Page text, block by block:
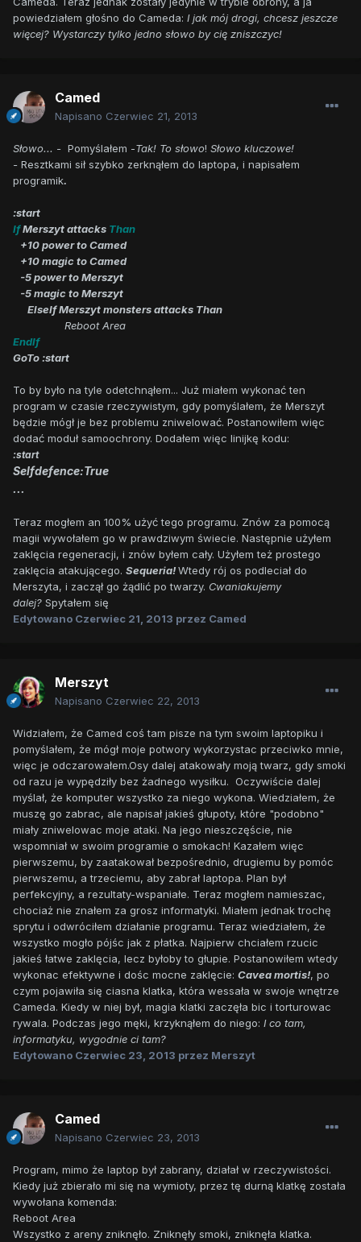
powiedziałem głośno do Cameda: I jak mój drogi, chcesz jeszcze
więcej? Wystarczy tylko jedno słowo by cię zniszczyc!
Camed
Napisano Czerwiec 21, 2013
Słowo... - Pomyślałem -Tak! To słowo! Słowo kluczowe!
- Resztkami sił szybko zerknąłem do laptopa, i napisałem
programik.
:start
IfMerszyt attacks Than
+10 power to Camed
+10 magic to Camed
-5 power to Merszyt
-5 magic to Merszyt
ElseIfMerszyt monsters attacks Than
Reboot Area
EndIf
GoTo :start
To by było na tyle odetchnąłem... Już miałem wykonać ten
program w czasie rzeczywistym, gdy pomyślałem, że Merszyt
będzie mógł je bez problemu zniwelować. Postanowiłem więc
dodać moduł samoochrony. Dodałem więc linijkę kodu:
:start
Selfdefence:True
...
Teraz mogłem an 100% użyć tego programu. Znów za pomocą
magii wywołałem go w prawdziwym świecie. Następnie użyłem
zaklęcia regeneracji, i znów byłem cały. Użyłem też prostego
zaklęcia atakującego. Sequeria!Wtedy rój os podleciał do
Merszyta, i zaczął go żądlić po twarzy. Cwaniakujemy
dalej? Spytałem się
Edytowano Czerwiec 21, 2013 przez Camed
Merszyt
Napisano Czerwiec 22, 2013
Widziałem, że Camed coś tam pisze na tym swoim laptopiku i
pomyślałem, że mógł moje potwory wykorzystac przeciwko mnie,
więc je odczarowałem.Osy dalej atakowały moją twarz, gdy smoki
od razu je wypędziły bez żadnego wysiłku. Oczywiście dalej
myślał, że komputer wszystko za niego wykona. Wiedziałem, że
muszę go zabrac, ale napisał jakieś głupoty, które "podobno"
miały zniwelowac moje ataki. Na jego nieszczęście, nie
wspomniał w swoim programie o smokach! Kazałem więc
pierwszemu, by zaatakował bezpośrednio, drugiemu by pomóc
pierwszemu, a trzeciemu, aby zabrał laptopa. Plan był
perfekcyjny, a rezultaty-wspaniałe. Teraz mogłem namieszac,
chociaż nie znałem za grosz informatyki. Miałem jednak trochę
sprytu i odwróciłem działanie programu. Teraz wiedziałem, że
wszystko mogło pójśc jak z płatka. Najpierw chciałem rzucic
jakieś łatwe zaklęcia, lecz byłoby to głupie. Postanowiłem wtedy
wykonac efektywne i dośc mocne zaklęcie: Cavea mortis!, po
czym pojawiła się ciasna klatka, która wessała w swoje wnętrze
Cameda. Kiedy w niej był, magia klatki zaczęła bic i torturowac
rywala. Podczas jego męki, krzyknąłem do niego: I co tam,
informatyku, wygodnie ci tam?
Edytowano Czerwiec 23, 2013 przez Merszyt
Camed
Napisano Czerwiec 23, 2013
Program, mimo że laptop był zabrany, działał w rzeczywistości.
Kiedy już zbierało mi się na wymioty, przez tę durną klatkę została
wywołana komenda:
Reboot Area
Wszystko z areny zniknęło. Zniknęły smoki, zniknęła klatka.